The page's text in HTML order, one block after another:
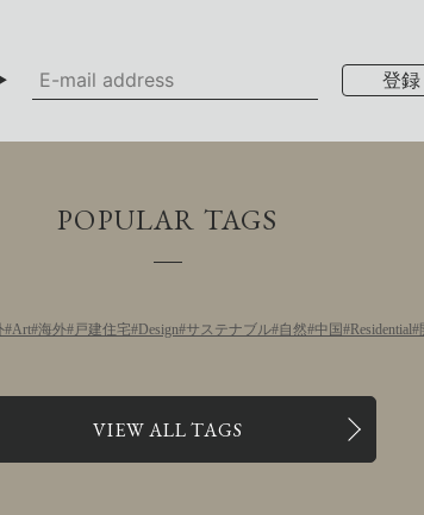
POPULAR TAGS
Art 海外 戸建住宅 Design サステナブル 自然 中国 Residential
VIEW ALL TAGS